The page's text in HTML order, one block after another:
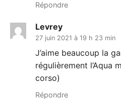
Répondre
Levrey
27 juin 2021 à 19 h 23 min
J’aime beaucoup la
régulièrement l’Aqua
corso)
Répondre